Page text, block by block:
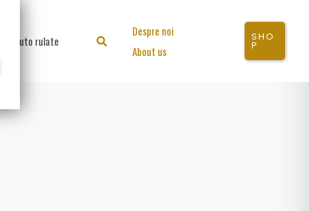
Auto rulate Search
Despre noi
About us
SHO
P